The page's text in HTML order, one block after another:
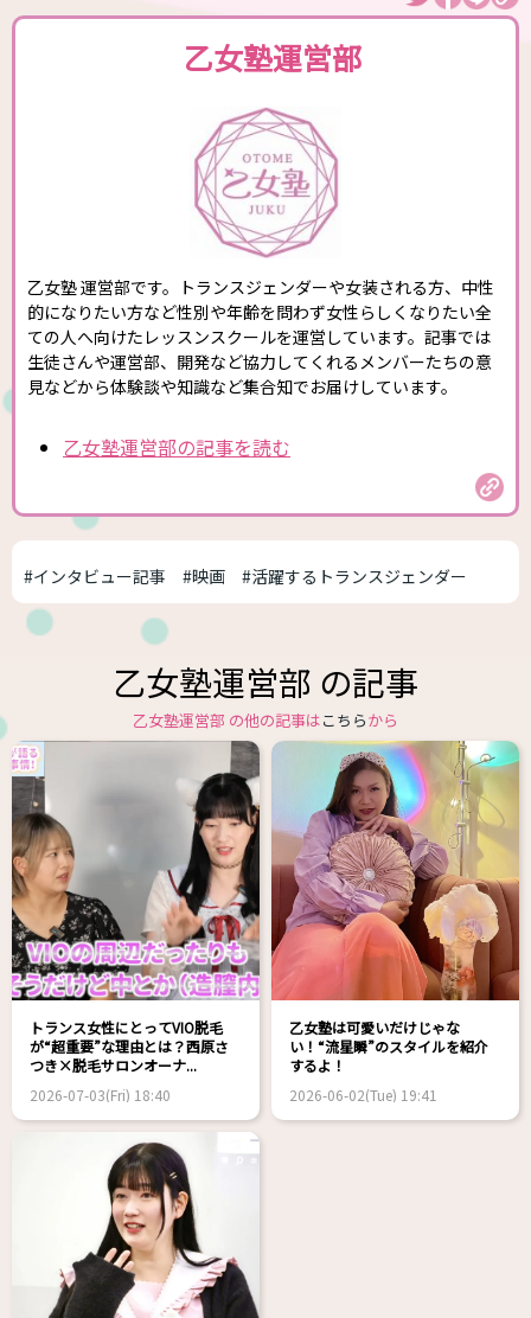
乙女塾運営部
乙女塾 運営部です。トランスジェンダーや女装される方、中性
的になりたい方など性別や年齢を問わず女性らしくなりたい全
ての人へ向けたレッスンスクールを運営しています。記事では
生徒さんや運営部、開発など協力してくれるメンバーたちの意
見などから体験談や知識など集合知でお届けしています。
乙女塾運営部の記事を読む
#インタビュー記事 #映画 #活躍するトランスジェンダー
乙女塾運営部 の記事
乙女塾運営部 の他の記事はこちらから
トランス女性にとってVIO脱毛
が“超重要”な理由とは？西原さ
つき×脱毛サロンオーナ...
2026-07-03(Fri) 18:40
乙女塾は可愛いだけじゃな
い！“流星瞬”のスタイルを紹介
するよ！
2026-06-02(Tue) 19:41